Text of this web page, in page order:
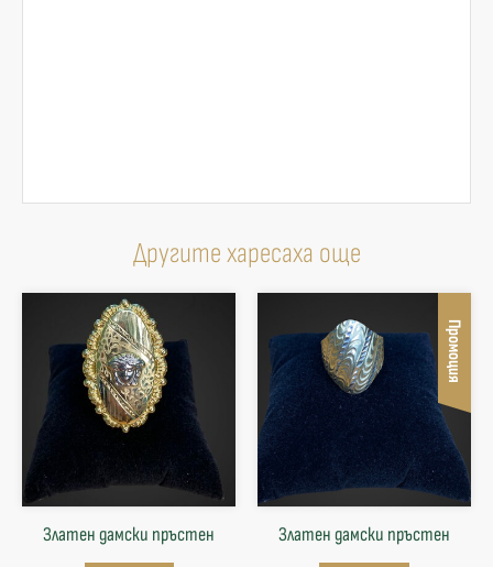
Другите харесаха още
Златен дамски пръстен
Промоция
Златен дамски пръстен